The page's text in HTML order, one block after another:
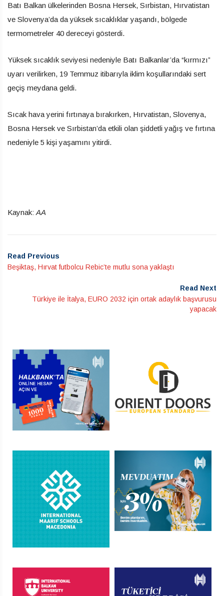
Batı Balkan ülkelerinden Bosna Hersek, Sırbistan, Hırvatistan
ve Slovenya’da da yüksek sıcaklıklar yaşandı, bölgede
termometreler 40 dereceyi gösterdi.
Yüksek sıcaklık seviyesi nedeniyle Batı Balkanlar’da “kırmızı”
uyarı verilirken, 19 Temmuz itibarıyla iklim koşullarındaki sert
geçiş meydana geldi.
Sıcak hava yerini fırtınaya bırakırken, Hırvatistan, Slovenya,
Bosna Hersek ve Sırbistan’da etkili olan şiddetli yağış ve fırtına
nedeniyle 5 kişi yaşamını yitirdi.
Kaynak: AA
Read Previous
Beşiktaş, Hırvat futbolcu Rebic’te mutlu sona yaklaştı
Read Next
Türkiye ile İtalya, EURO 2032 için ortak adaylık başvurusu
yapacak